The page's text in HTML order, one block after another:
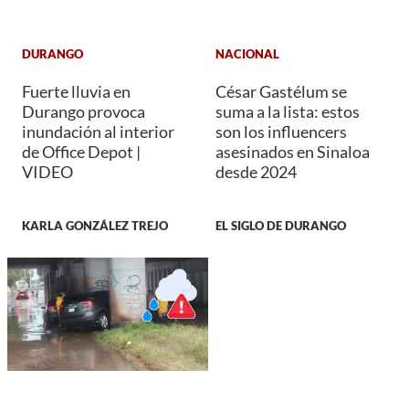
DURANGO
Fuerte lluvia en
Durango provoca
inundación al interior
de Office Depot |
VIDEO
KARLA GONZÁLEZ TREJO
NACIONAL
César Gastélum se
suma a la lista: estos
son los influencers
asesinados en Sinaloa
desde 2024
EL SIGLO DE DURANGO